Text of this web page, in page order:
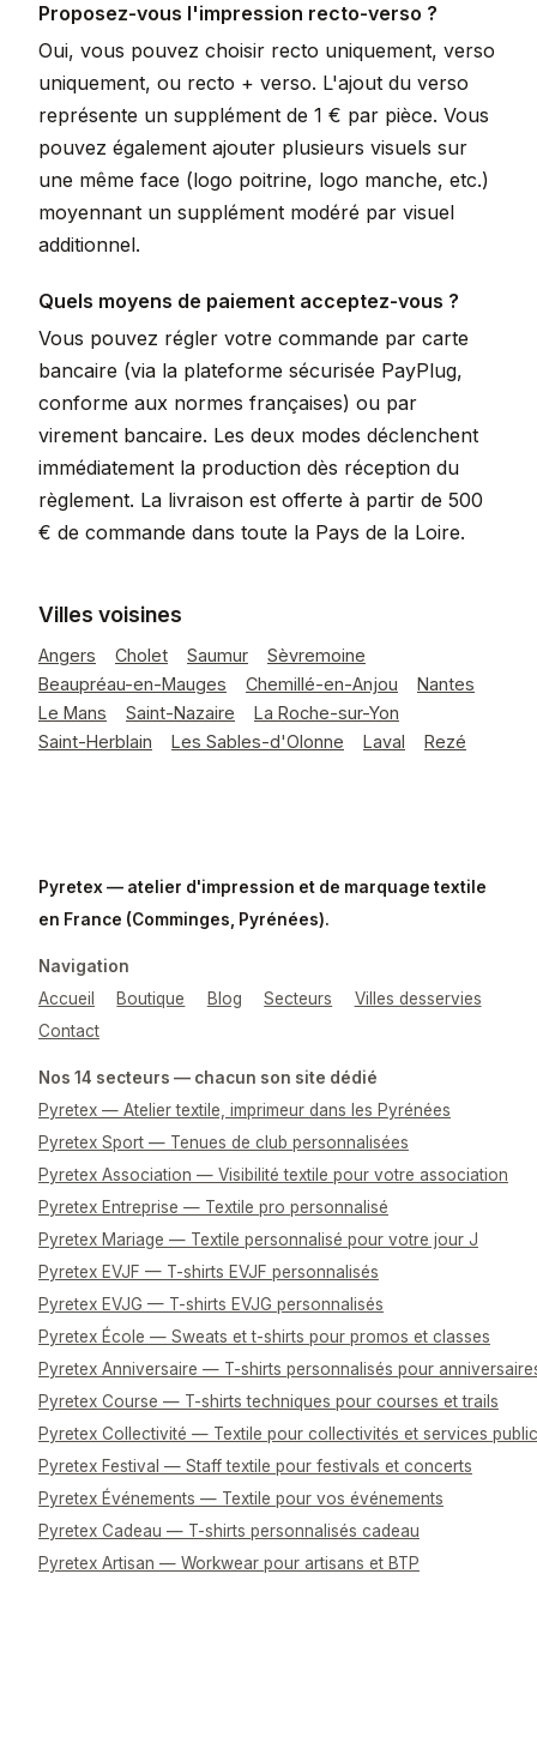
Proposez-vous l'impression recto-verso ?
Oui, vous pouvez choisir recto uniquement, verso
uniquement, ou recto + verso. L'ajout du verso
représente un supplément de 1 € par pièce. Vous
pouvez également ajouter plusieurs visuels sur
une même face (logo poitrine, logo manche, etc.)
moyennant un supplément modéré par visuel
additionnel.
Quels moyens de paiement acceptez-vous ?
Vous pouvez régler votre commande par carte
bancaire (via la plateforme sécurisée PayPlug,
conforme aux normes françaises) ou par
virement bancaire. Les deux modes déclenchent
immédiatement la production dès réception du
règlement. La livraison est offerte à partir de 500
€ de commande dans toute la Pays de la Loire.
Villes voisines
Angers Cholet Saumur
Sèvremoine
Beaupréau-en-Mauges
Chemillé-en-Anjou
Nantes
Le Mans
Saint-Nazaire
La Roche-sur-Yon
Saint-Herblain
Les Sables-d'Olonne Laval Rezé
Pyretex — atelier d'impression et de marquage textile
en France (Comminges, Pyrénées).
Navigation
Accueil
Boutique Blog Secteurs
Villes desservies
Contact
Nos 14 secteurs — chacun son site dédié
Pyretex — Atelier textile, imprimeur dans les Pyrénées
Pyretex Sport — Tenues de club personnalisées
Pyretex Association — Visibilité textile pour votre association
Pyretex Entreprise — Textile pro personnalisé
Pyretex Mariage — Textile personnalisé pour votre jour J
Pyretex EVJF — T-shirts EVJF personnalisés
Pyretex EVJG — T-shirts EVJG personnalisés
Pyretex École — Sweats et t-shirts pour promos et classes
Pyretex Anniversaire — T-shirts personnalisés pour
Pyretex Course — T-shirts techniques pour courses et trails
Pyretex Collectivité — Textile pour collectivités et services
Pyretex Festival — Staff textile pour festivals et concerts
Pyretex Événements — Textile pour vos événements
Pyretex Cadeau — T-shirts personnalisés cadeau
Pyretex Artisan — Workwear pour artisans et BTP